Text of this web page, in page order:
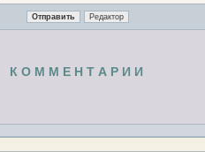
К О М М Е Н Т А Р И И